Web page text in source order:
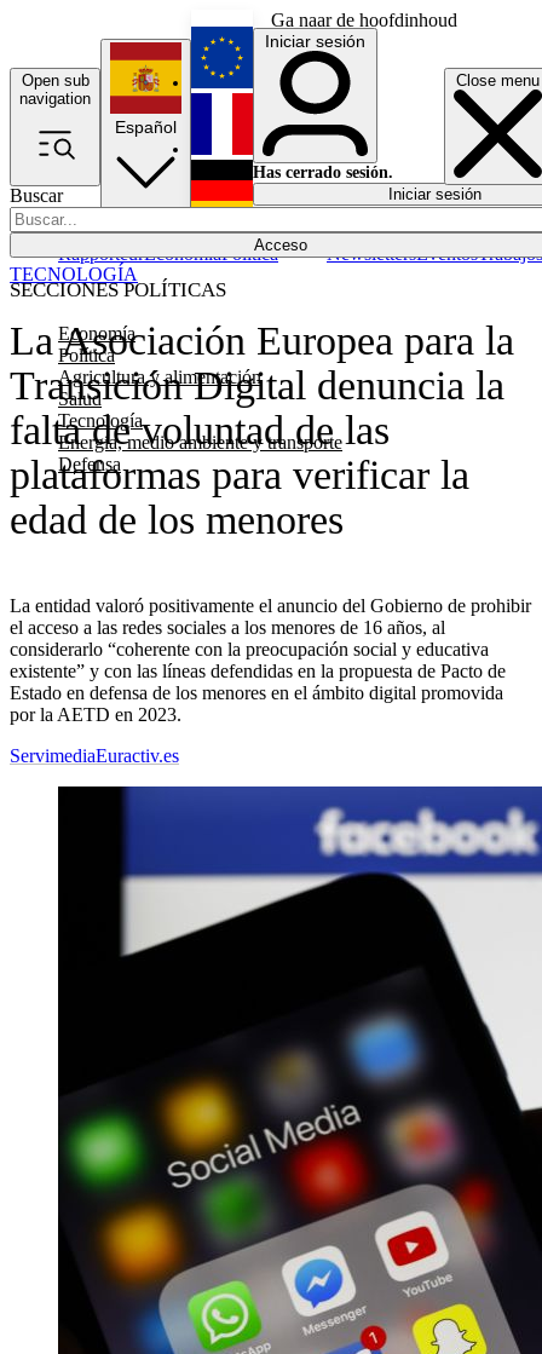
Ga naar de hoofdinhoud
Open sub
navigation
Close menu
Buscar
Acceso
SECCIONES POLÍTICAS
Economía
Política
Agricultura y alimentación
Salud
Tecnología
Energía, medio ambiente y transporte
Defensa
RapporteurEconomíaPolítica NewslettersEventosTrabajos
Español
English
Français
Iniciar sesión
Has cerrado sesión.
Iniciar sesión
La Asociación Europea para la
Transición Digital denuncia la
falta de voluntad de las
plataformas para verificar la
edad de los menores
La entidad valoró positivamente el anuncio del Gobierno de prohibir
el acceso a las redes sociales a los menores de 16 años, al
considerarlo “coherente con la preocupación social y educativa
existente” y con las líneas defendidas en la propuesta de Pacto de
Estado en defensa de los menores en el ámbito digital promovida
por la AETD en 2023.
TECNOLOGÍA
ServimediaEuractiv.es